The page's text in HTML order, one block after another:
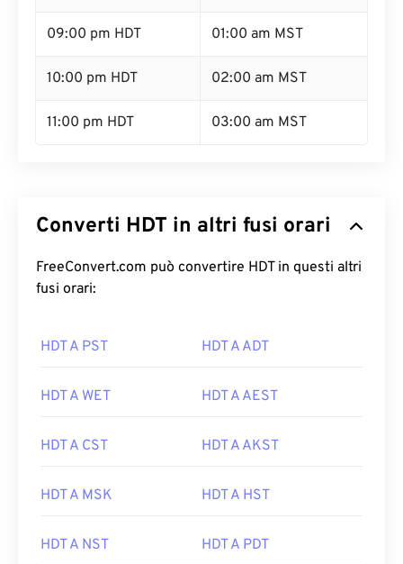
09:00 pm HDT 01:00 am MST
10:00 pm HDT 02:00 am MST
11:00 pm HDT 03:00 am MST
Converti HDT in altri fusi orari
FreeConvert.com può convertire HDT in questi altri
fusi orari:
HDT A PST HDT A ADT
HDT A WET HDT A AEST
HDT A CST HDT A AKST
HDT A MSK HDT A HST
HDT A NST HDT A PDT